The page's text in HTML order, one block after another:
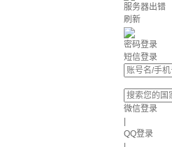
服务器出错
刷新
密码登录
短信登录
微信登录
QQ登录